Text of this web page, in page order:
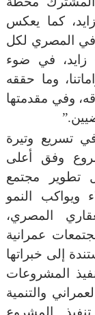
كما يعكس
المصري لكل
زايد، في ضوء
وما حققه
وفي مقدمتها
تسريع وتيرة
وفق أعلى
تطوير مجتمع
ويواكب النمو
المصري،
عمرانية
إلى خبراتها
المشروعات
والتنمية
المشروع